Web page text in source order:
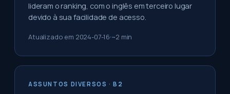
lideram o ranking, com o inglês em terceiro lugar
devido à sua facilidade de acesso.
Atualizado em 2024-07-16 ~2 min
ASSUNTOS DIVERSOS · B2